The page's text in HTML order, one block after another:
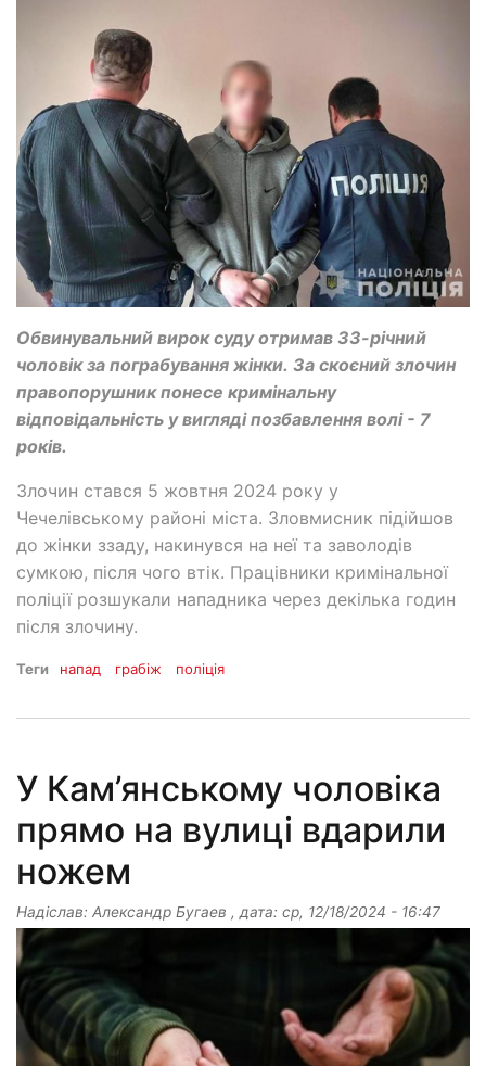
Обвинувальний вирок суду отримав 33-річний
чоловік за пограбування жінки. За скоєний злочин
правопорушник понесе кримінальну
відповідальність у вигляді позбавлення волі - 7
років.
Злочин стався 5 жовтня 2024 року у
Чечелівському районі міста. Зловмисник підійшов
до жінки ззаду, накинувся на неї та заволодів
сумкою, після чого втік. Працівники кримінальної
поліції розшукали нападника через декілька годин
після злочину.
Теги напад грабіж поліція
У Кам’янському чоловіка
прямо на вулиці вдарили
ножем
Надіслав: Александр Бугаев , дата: ср, 12/18/2024 - 16:47